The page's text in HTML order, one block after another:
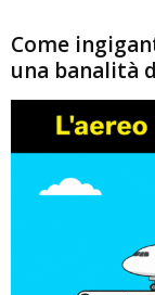
Come
una banalità